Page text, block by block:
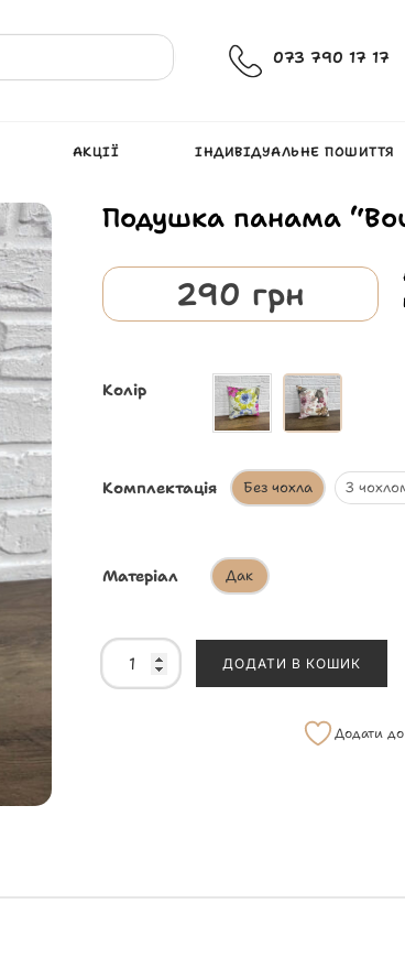
073 790 17 17
АКЦІЇ ІНДИВІДУАЛЬНЕ ПОШИТТЯ
Подушка панама
290 грн
Колір
Комплектація Без чохла З
Матеріал Дак
ДОДАТИ В КОШИК
Додати